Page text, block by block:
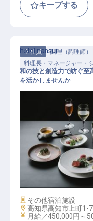
キープする
正社員
調理（調理師）
料理長・マネージャー・
料理長・料理長候
hotel nansui
和の技と創造力で紡ぐ至
を活かしませんか
施設業態
その他宿泊施設
勤務地
高知県高知市上町1-
給与
月給／450,000円～